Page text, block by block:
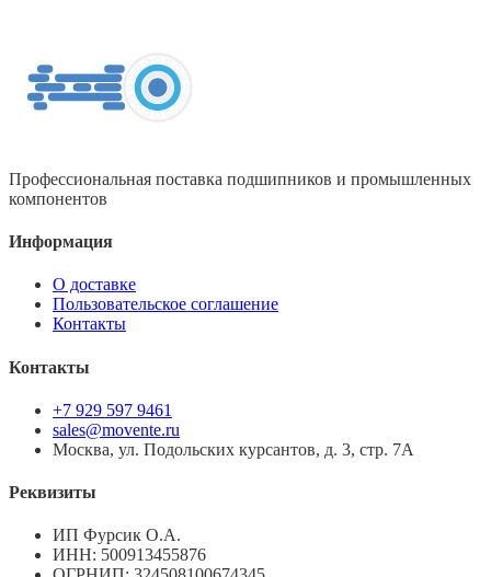
Профессиональная поставка подшипников и промышленных
компонентов
Информация
О доставке
Пользовательское соглашение
Контакты
Контакты
+7 929 597 9461
sales@movente.ru
Москва, ул. Подольских курсантов, д. 3, стр. 7А
Реквизиты
ИП Фурсик О.А.
ИНН: 500913455876